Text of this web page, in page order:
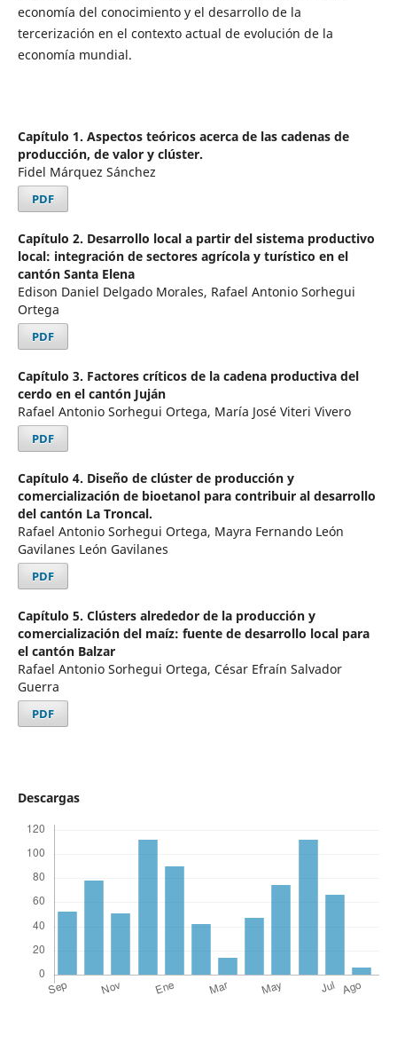
economía del conocimiento y el desarrollo de la
tercerización en el contexto actual de evolución de la
economía mundial.
Capítulo 1. Aspectos teóricos acerca de las cadenas de
producción, de valor y clúster.
Fidel Márquez Sánchez
PDF
Capítulo 2. Desarrollo local a partir del sistema productivo
local: integración de sectores agrícola y turístico en el
cantón Santa Elena
Edison Daniel Delgado Morales, Rafael Antonio Sorhegui
Ortega
PDF
Capítulo 3. Factores críticos de la cadena productiva del
cerdo en el cantón Juján
Rafael Antonio Sorhegui Ortega, María José Viteri Vivero
PDF
Capítulo 4. Diseño de clúster de producción y
comercialización de bioetanol para contribuir al desarrollo
del cantón La Troncal.
Rafael Antonio Sorhegui Ortega, Mayra Fernando León
Gavilanes León Gavilanes
PDF
Capítulo 5. Clústers alrededor de la producción y
comercialización del maíz: fuente de desarrollo local para
el cantón Balzar
Rafael Antonio Sorhegui Ortega, César Efraín Salvador
Guerra
PDF
Descargas